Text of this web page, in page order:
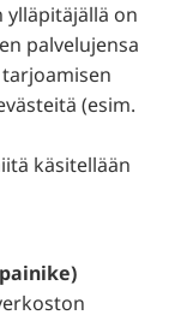
ylläpitäjällä on
palvelujensa
(esim.
käsitellään